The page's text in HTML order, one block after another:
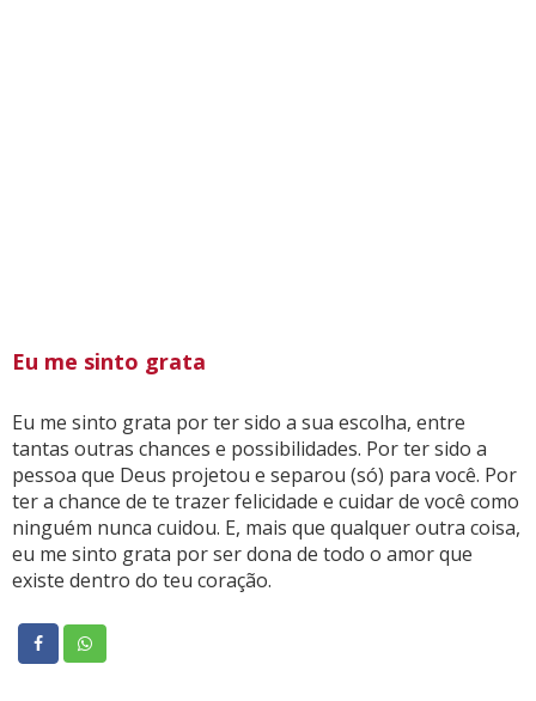
Eu me sinto grata
Eu me sinto grata por ter sido a sua escolha, entre
tantas outras chances e possibilidades. Por ter sido a
pessoa que Deus projetou e separou (só) para você. Por
ter a chance de te trazer felicidade e cuidar de você como
ninguém nunca cuidou. E, mais que qualquer outra coisa,
eu me sinto grata por ser dona de todo o amor que
existe dentro do teu coração.